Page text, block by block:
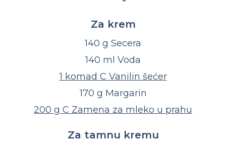
Za krem
140 g Secera
140 ml Voda
1 komad C Vanilin šećer
170 g Margarin
200 g C Zamena za mleko u prahu
Za tamnu kremu